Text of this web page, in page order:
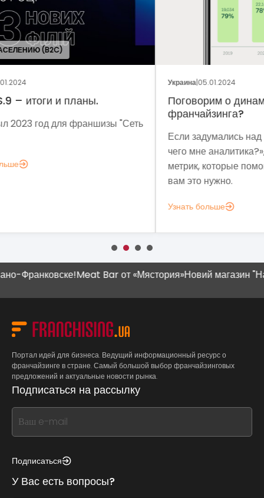
Поговорим о динамике рынка
Если задумались над вопросом «А для
чего мне аналитика?», вот несколько
метрик, которые помогут понять, зачем
мы
Meat Bar от «Мястория»Новий магазин "Наш
Портал идей для бизнеса. Ведущий информационный ресурс о
франчайзинге в стране. Самый большой выбор франчайзинговых
предложений и актуальные новости рынка.
Подписаться на рассылку
If
you
this,
this
Подписаться
У Вас есть вопросы?